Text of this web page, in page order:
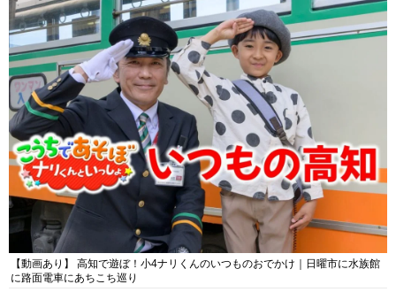
【動画あり】 高知で遊ぼ！小4ナリくんのいつものおでかけ｜日曜市に水族館
に路面電車にあちこち巡り